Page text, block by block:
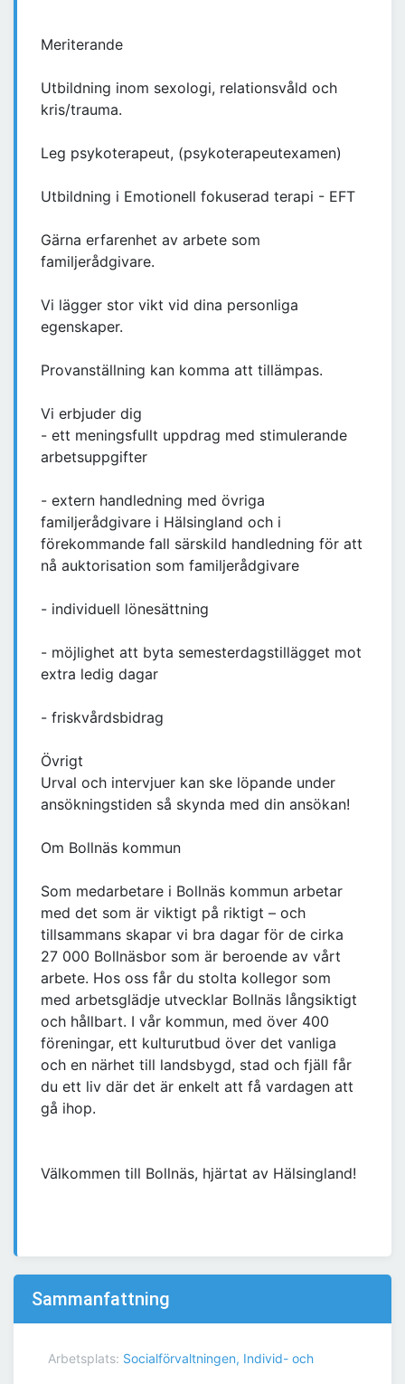
Meriterande
Utbildning inom sexologi, relationsvåld och
kris/trauma.
Leg psykoterapeut, (psykoterapeutexamen)
Utbildning i Emotionell fokuserad terapi - EFT
Gärna erfarenhet av arbete som
familjerådgivare.
Vi lägger stor vikt vid dina personliga
egenskaper.
Provanställning kan komma att tillämpas.
Vi erbjuder dig
- ett meningsfullt uppdrag med stimulerande
arbetsuppgifter
- extern handledning med övriga
familjerådgivare i Hälsingland och i
förekommande fall särskild handledning för att
nå auktorisation som familjerådgivare
- individuell lönesättning
- möjlighet att byta semesterdagstillägget mot
extra ledig dagar
- friskvårdsbidrag
Övrigt
Urval och intervjuer kan ske löpande under
ansökningstiden så skynda med din ansökan!
Om Bollnäs kommun
Som medarbetare i Bollnäs kommun arbetar
med det som är viktigt på riktigt – och
tillsammans skapar vi bra dagar för de cirka
27 000 Bollnäsbor som är beroende av vårt
arbete. Hos oss får du stolta kollegor som
med arbetsglädje utvecklar Bollnäs långsiktigt
och hållbart. I vår kommun, med över 400
föreningar, ett kulturutbud över det vanliga
och en närhet till landsbygd, stad och fjäll får
du ett liv där det är enkelt att få vardagen att
gå ihop.
Välkommen till Bollnäs, hjärtat av Hälsingland!
Sammanfattning
Arbetsplats: Socialförvaltningen, Individ- och